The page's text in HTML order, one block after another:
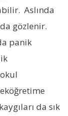
Aslında
gözlenir.
panik
da sık